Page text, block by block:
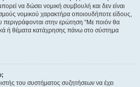
να δώσει νομική συμβουλή και δεν είναι
νομικού χαρακτήρα οποιουδήποτε είδους,
περιγράφονται στην ερώτηση “Με ποιόν θα
ή θέματα κατάχρησης πάνω στο σύστημα
του συστήματος συζητήσεων να έχει